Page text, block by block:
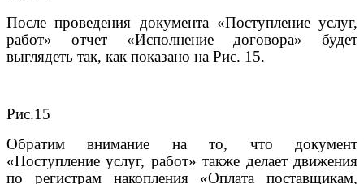
После проведения документа «Поступление услуг,
работ» отчет «Исполнение договора» будет
выглядеть так, как показано на Рис. 15.
Рис.15
Обратим внимание на то, что документ
«Поступление услуг, работ» также делает движения
по регистрам накопления «Оплата поставщикам,